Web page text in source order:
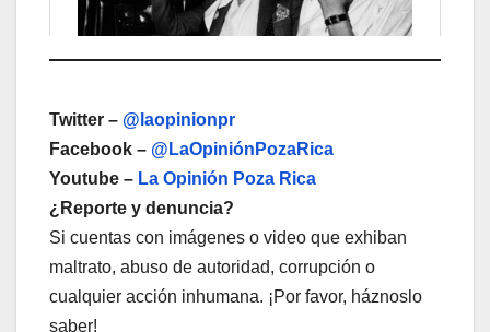
Twitter – @laopinionpr
Facebook – @LaOpiniónPozaRica
Youtube – La Opinión Poza Rica
¿Reporte y denuncia?
Si cuentas con imágenes o video que exhiban
maltrato, abuso de autoridad, corrupción o
cualquier acción inhumana. ¡Por favor, háznoslo
saber!